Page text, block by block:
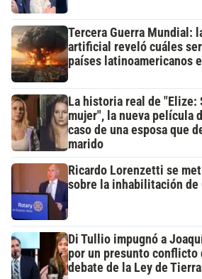
Tercera Guerra Mundial:
artificial reveló cuáles
países latinoamericanos
La historia real de "Elize:
mujer", la nueva película
caso de una esposa que
marido
Ricardo Lorenzetti se
sobre la inhabilitación
Di Tullio impugnó a
por un presunto conflicto
debate de la Ley de